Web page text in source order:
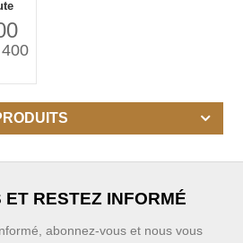
RESTEZ INFORMÉ
abonnez-vous et nous vous